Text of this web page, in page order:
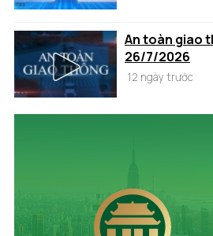
An toàn giao
26/7/2026
12 ngày trước